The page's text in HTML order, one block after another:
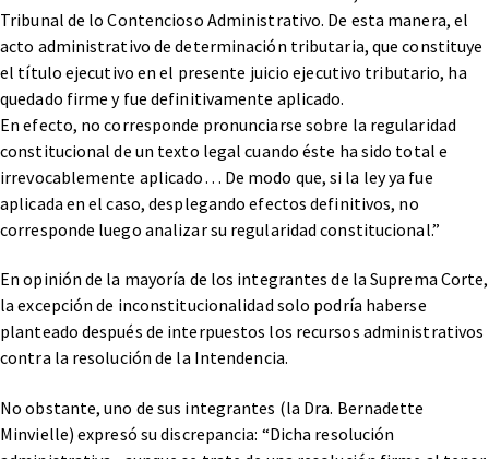
Tribunal de lo Contencioso Administrativo. De esta manera, el
acto administrativo de determinación tributaria, que constituye
el título ejecutivo en el presente juicio ejecutivo tributario, ha
quedado firme y fue definitivamente aplicado.
En efecto, no corresponde pronunciarse sobre la regularidad
constitucional de un texto legal cuando éste ha sido total e
irrevocablemente aplicado… De modo que, si la ley ya fue
aplicada en el caso, desplegando efectos definitivos, no
corresponde luego analizar su regularidad constitucional.”
En opinión de la mayoría de los integrantes de la Suprema Corte,
la excepción de inconstitucionalidad solo podría haberse
planteado después de interpuestos los recursos administrativos
contra la resolución de la Intendencia.
No obstante, uno de sus integrantes (la Dra. Bernadette
Minvielle) expresó su discrepancia: “Dicha resolución